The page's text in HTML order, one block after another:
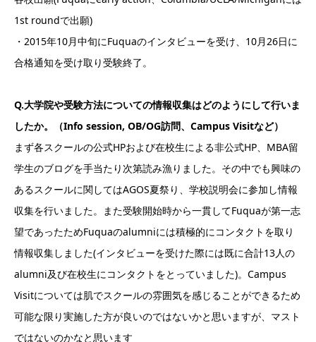
1st roundで出願)
・2015年10月中旬にFuquaのインタビューを受け、10月26日に
合格通知を受け取り受験終了。
Q.大学院や受験方法についての情報収集はどのようにして行いま
したか。（Info session, OB/OG訪問、Campus Visitなど）
まず各スクールの公式HPおよび在校生による非公式HP、MBA留
学生のブログを手当たり次第読み漁りました。その中でも興味の
あるスクールに関してはAGOS夏祭り、学校説明会に参加し情報
収集を行いました。また受験開始時から一貫してFuquaが第一志
望であったためFuquaのalumniには積極的にコンタクトを取り
情報収集しました(インタビューを受けた際には既に合計13人の
alumni及び在校生にコンタクトをとっていました)。Campus
Visitについては肌でスクールの雰囲気を感じることができるため
可能な限り実施した方が良いのではないかと思いますが、マスト
ではないのかなと思います